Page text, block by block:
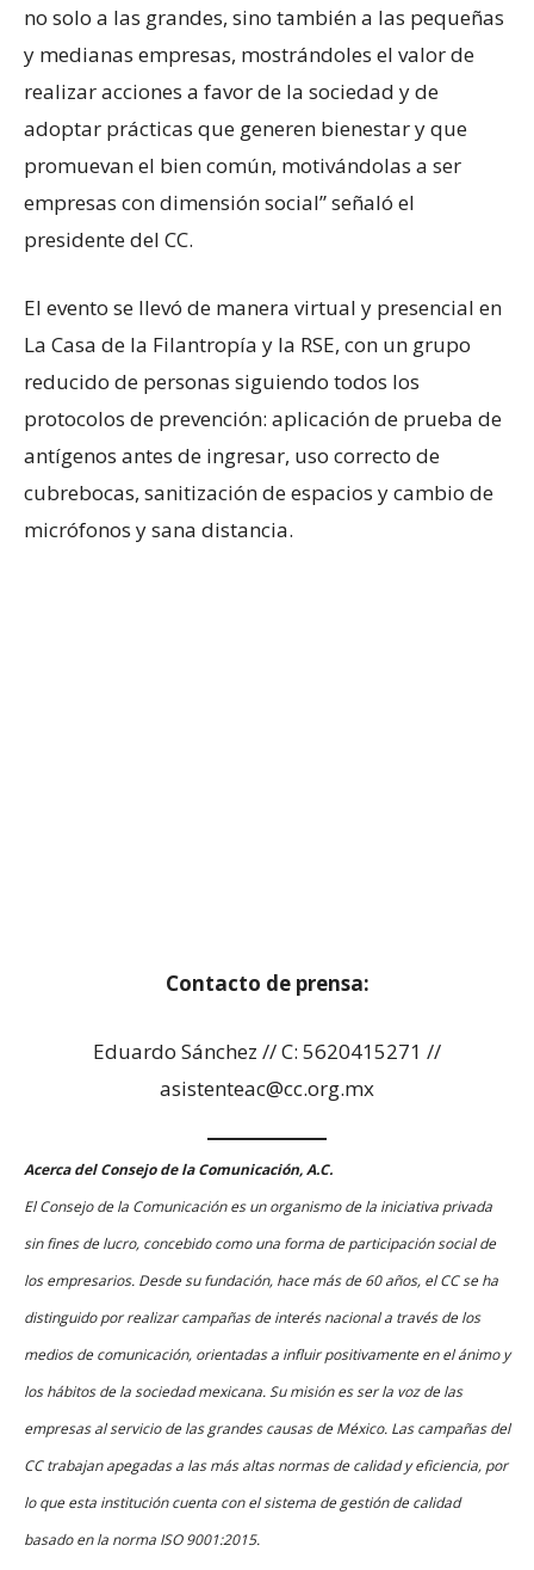
no solo a las grandes, sino también a las pequeñas
y medianas empresas, mostrándoles el valor de
realizar acciones a favor de la sociedad y de
adoptar prácticas que generen bienestar y que
promuevan el bien común, motivándolas a ser
empresas con dimensión social” señaló el
presidente del CC.
El evento se llevó de manera virtual y presencial en
La Casa de la Filantropía y la RSE, con un grupo
reducido de personas siguiendo todos los
protocolos de prevención: aplicación de prueba de
antígenos antes de ingresar, uso correcto de
cubrebocas, sanitización de espacios y cambio de
micrófonos y sana distancia.
Contacto de prensa:
Eduardo Sánchez // C: 5620415271 //
asistenteac@cc.org.mx
Acerca del Consejo de la Comunicación, A.C.
El Consejo de la Comunicación es un organismo de la iniciativa privada
sin fines de lucro, concebido como una forma de participación social de
los empresarios. Desde su fundación, hace más de 60 años, el CC se ha
distinguido por realizar campañas de interés nacional a través de los
medios de comunicación, orientadas a influir positivamente en el ánimo y
los hábitos de la sociedad mexicana. Su misión es ser la voz de las
empresas al servicio de las grandes causas de México. Las campañas del
CC trabajan apegadas a las más altas normas de calidad y eficiencia, por
lo que esta institución cuenta con el sistema de gestión de calidad
basado en la norma ISO 9001:2015.